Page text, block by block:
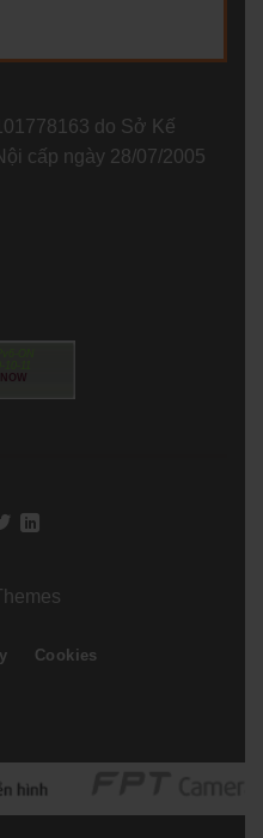
do Sở Kế
cấp ngày 28/07/2005
Cookies